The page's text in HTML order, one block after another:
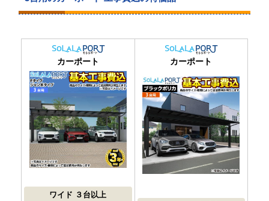
カーポート
ワイド ３台以上
カーポート